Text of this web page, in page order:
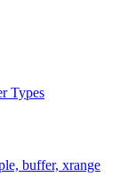
Types
buffer, xrange